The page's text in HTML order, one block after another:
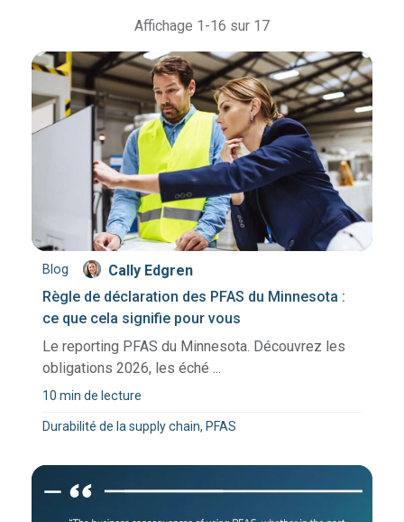
Affichage 1-16 sur 17
Blog
Cally Edgren
Règle de déclaration des PFAS du Minnesota :
ce que cela signifie pour vous
Le reporting PFAS du Minnesota. Découvrez les
obligations 2026, les éché ...
10 min de lecture
Durabilité de la supply chain, PFAS